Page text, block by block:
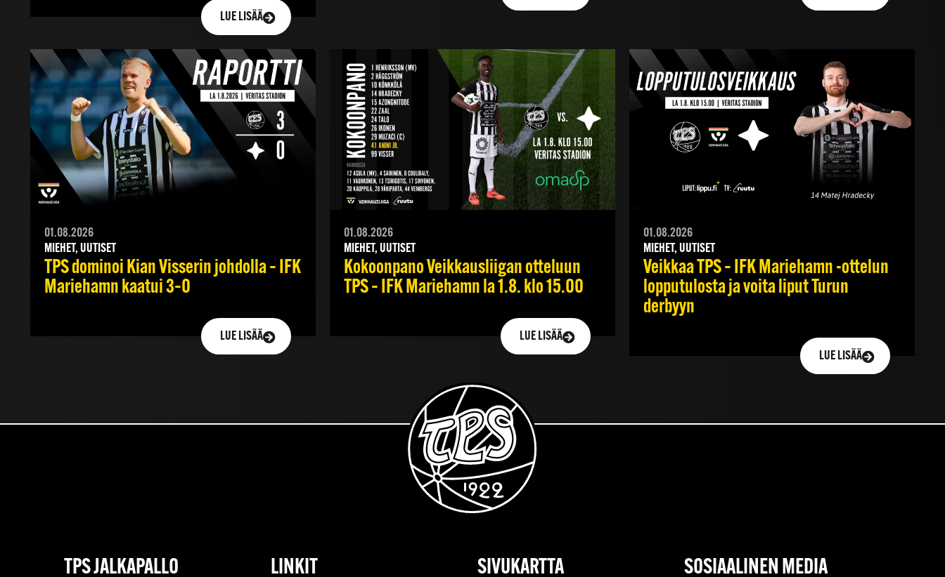
LUE LISÄÄ
01.08.2026
MIEHET, UUTISET
TPS dominoi Kian Visserin johdolla – IFK
Mariehamn kaatui 3–0
LUE LISÄÄ
01.08.2026
MIEHET, UUTISET
Kokoonpano Veikkausliigan otteluun
TPS – IFK Mariehamn la 1.8. klo 15.00
LUE LISÄÄ
01.08.2026
MIEHET, UUTISET
Veikkaa TPS – IFK Mariehamn -ottelun
lopputulosta ja voita liput Turun
derbyyn
LUE LISÄÄ
TPS JALKAPALLO LINKIT SIVUKARTTA SOSIAALINEN MEDIA